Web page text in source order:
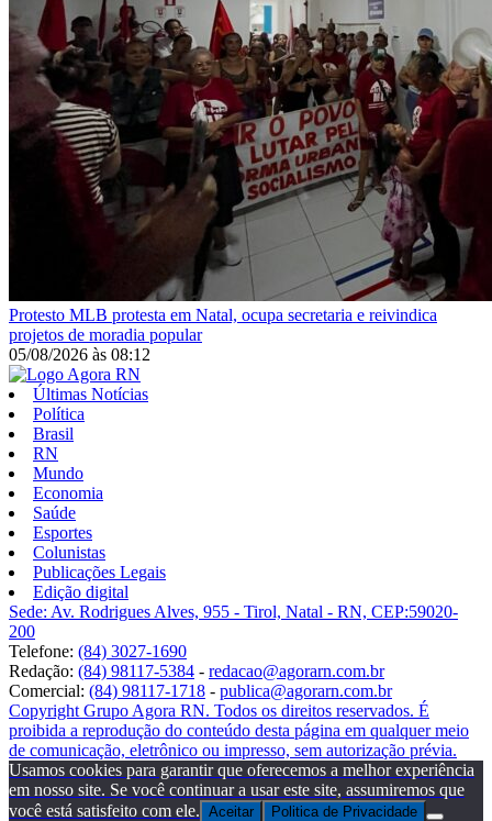
Protesto MLB protesta em Natal, ocupa secretaria e reivindica
projetos de moradia popular
05/08/2026 às 08:12
Últimas Notícias
Política
Brasil
RN
Mundo
Economia
Saúde
Esportes
Colunistas
Publicações Legais
Edição digital
Sede: Av. Rodrigues Alves, 955 - Tirol, Natal - RN, CEP:59020-
200
Telefone: (84) 3027-1690
Redação: (84) 98117-5384 - redacao@agorarn.com.br
Comercial: (84) 98117-1718 - publica@agorarn.com.br
Copyright Grupo Agora RN. Todos os direitos reservados. É
proibida a reprodução do conteúdo desta página em qualquer meio
de comunicação, eletrônico ou impresso, sem autorização prévia.
Usamos cookies para garantir que oferecemos a melhor experiência
em nosso site. Se você continuar a usar este site, assumiremos que
você está satisfeito com ele. Aceitar Politica de Privacidade